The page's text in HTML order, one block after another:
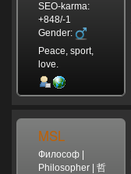
SEO-karma:
+848/-1
Gender:
Peace, sport,
love.
MSL
Философ |
Philosopher | 哲